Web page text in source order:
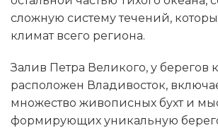
сложную систему течений,
климат всего региона.
Залив Петра Великого, у берегов
расположен Владивосток,
множество живописных бухт и
формирующих уникальную